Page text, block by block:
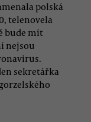
polská
telenovela
bude mít
nejsou
sekretářka